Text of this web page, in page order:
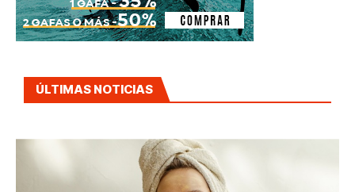
ÚLTIMAS NOTICIAS